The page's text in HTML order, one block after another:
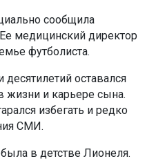
сообщила
медицинский директор
футболиста.
оставался
жизни и карьере сына.
избегать и редко
СМИ.
в детстве Лионеля.